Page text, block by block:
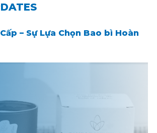
– Sự Lựa Chọn Bao bì Hoàn